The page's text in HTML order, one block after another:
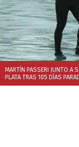
MARTÍN PASSERI JUNTO A
PLATA TRAS 105 DÍAS